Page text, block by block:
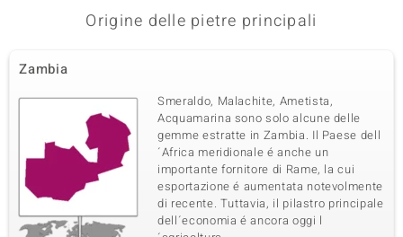
Origine delle pietre principali
Zambia
Smeraldo, Malachite, Ametista,
Acquamarina sono solo alcune delle
gemme estratte in Zambia. Il Paese dell
´Africa meridionale é anche un
importante fornitore di Rame, la cui
esportazione é aumentata notevolmente
di recente. Tuttavia, il pilastro principale
dell´economia é ancora oggi l